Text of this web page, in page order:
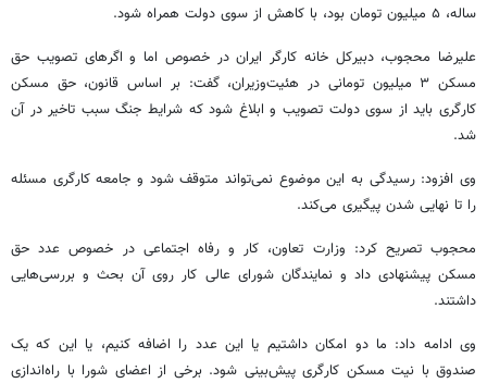
ساله، ۵ میلیون تومان بود، با کاهش از سوی دولت همراه شود.
علیرضا محجوب، دبیرکل خانه کارگر ایران در خصوص اما و اگرهای تصویب حق
مسکن ۳ میلیون تومانی در هئیت‌وزیران، گفت: بر اساس قانون، حق مسکن
کارگری باید از سوی دولت تصویب و ابلاغ شود که شرایط جنگ سبب تاخیر در آن
شد.
وی افزود: رسیدگی به این موضوع نمی‌تواند متوقف شود و جامعه کارگری مسئله
را تا نهایی شدن پیگیری می‌کند.
محجوب تصریح کرد: وزارت تعاون، کار و رفاه اجتماعی در خصوص عدد حق
مسکن پیشنهادی داد و نمایندگان شورای عالی کار روی آن بحث و بررسی‌هایی
داشتند.
وی ادامه داد: ما دو امکان داشتیم یا این عدد را اضافه کنیم، یا این که یک
صندوق با نیت مسکن کارگری پیش‌بینی شود. برخی از اعضای شورا با راه‌اندازی